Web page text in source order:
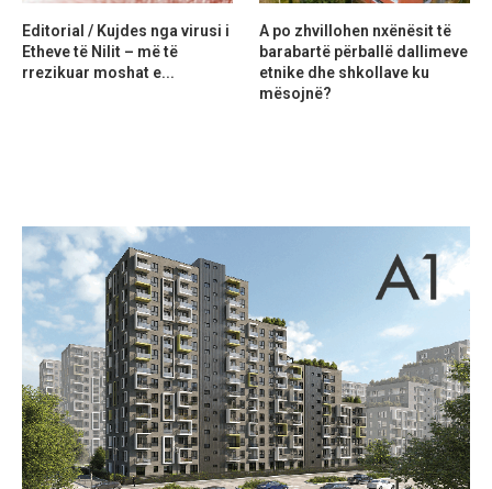
Editorial / Kujdes nga virusi i
Etheve të Nilit – më të
rrezikuar moshat e...
A po zhvillohen nxënësit të
barabartë përballë dallimeve
etnike dhe shkollave ku
mësojnë?